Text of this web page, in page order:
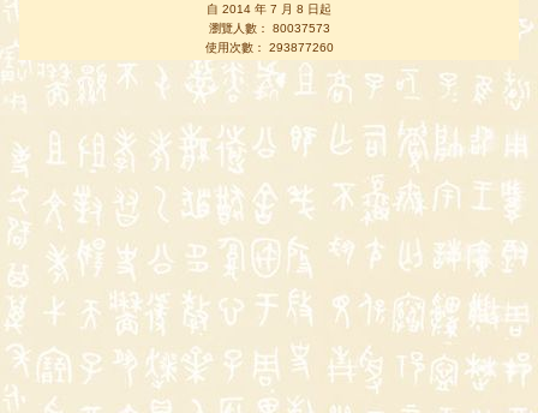
自 2014 年 7 月 8 日起
瀏覽人數： 80037573
使用次數： 293877260